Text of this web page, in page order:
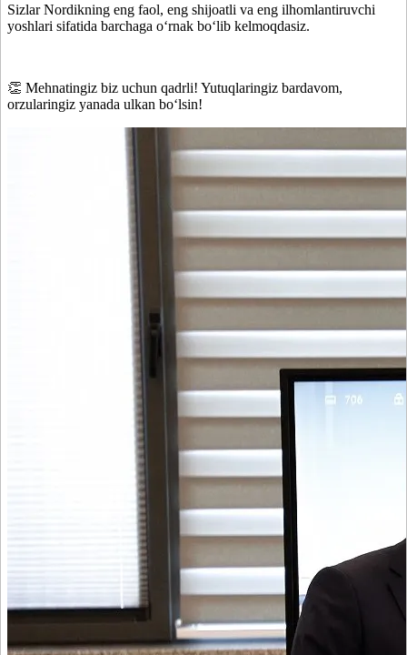
Sizlar Nordikning eng faol, eng shijoatli va eng ilhomlantiruvchi
yoshlari sifatida barchaga o‘rnak bo‘lib kelmoqdasiz.
👏 Mehnatingiz biz uchun qadrli! Yutuqlaringiz bardavom,
orzularingiz yanada ulkan bo‘lsin!